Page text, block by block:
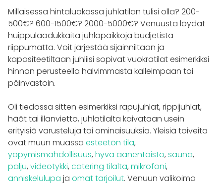
Millaisessa hintaluokassa juhlatilan tulisi olla? 200-
500€? 600-1500€? 2000-5000€? Venuusta löydät
huippulaadukkaita juhlapaikkoja budjetista
riippumatta. Voit järjestää sijainniltaan ja
kapasiteetiltaan juhliisi sopivat vuokratilat esimerkiksi
hinnan perusteella halvimmasta kalleimpaan tai
päinvastoin.
Oli tiedossa sitten esimerkiksi rapujuhlat, rippijuhlat,
häät tai illanvietto, juhlatilalta kaivataan usein
erityisiä varusteluja tai ominaisuuksia. Yleisiä toiveita
ovat muun muassa esteetön tila,
yöpymismahdollisuus, hyvä äänentoisto, sauna,
palju, videotykki, catering tilalta, mikrofoni,
anniskelulupa ja omat tarjoilut. Venuun valikoima